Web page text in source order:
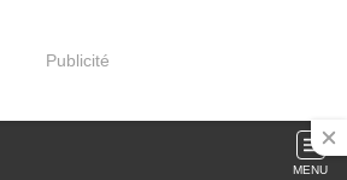
Publicité
MENU